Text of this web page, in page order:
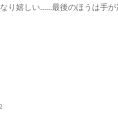
嬉しい......最後のほうは手が